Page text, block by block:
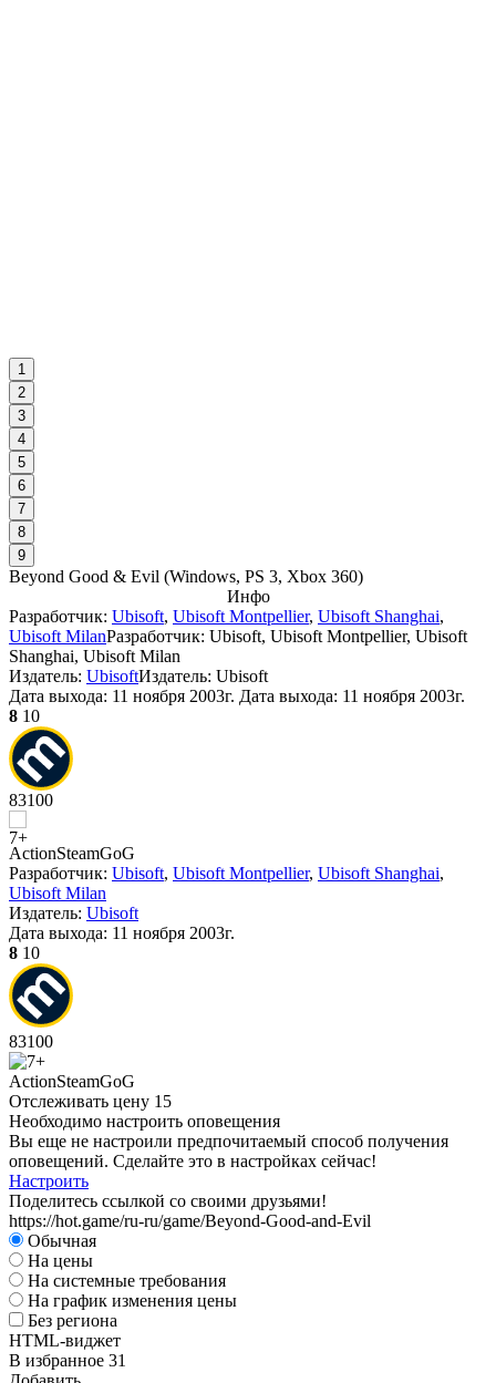
1
2
3
4
5
6
7
8
9
Beyond Good & Evil (Windows, PS 3, Xbox 360)
Инфо
Разработчик: Ubisoft, Ubisoft Montpellier, Ubisoft Shanghai,
Ubisoft MilanРазработчик: Ubisoft, Ubisoft Montpellier, Ubisoft
Shanghai, Ubisoft Milan
Издатель: UbisoftИздатель: Ubisoft
Дата выхода: 11 ноября 2003г. Дата выхода: 11 ноября 2003г.
8 10
83100
ActionSteamGoG
Разработчик: Ubisoft, Ubisoft Montpellier, Ubisoft Shanghai,
Ubisoft Milan
Издатель: Ubisoft
Дата выхода: 11 ноября 2003г.
8 10
83100
ActionSteamGoG
Отслеживать цену 15
Необходимо настроить оповещения
Вы еще не настроили предпочитаемый способ получения
оповещений. Сделайте это в настройках сейчас!
Настроить
Поделитесь ссылкой со своими друзьями!
https://hot.game/ru-ru/game/Beyond-Good-and-Evil
Обычная
На цены
На системные требования
На график изменения цены
Без региона
HTML-виджет
В избранное 31